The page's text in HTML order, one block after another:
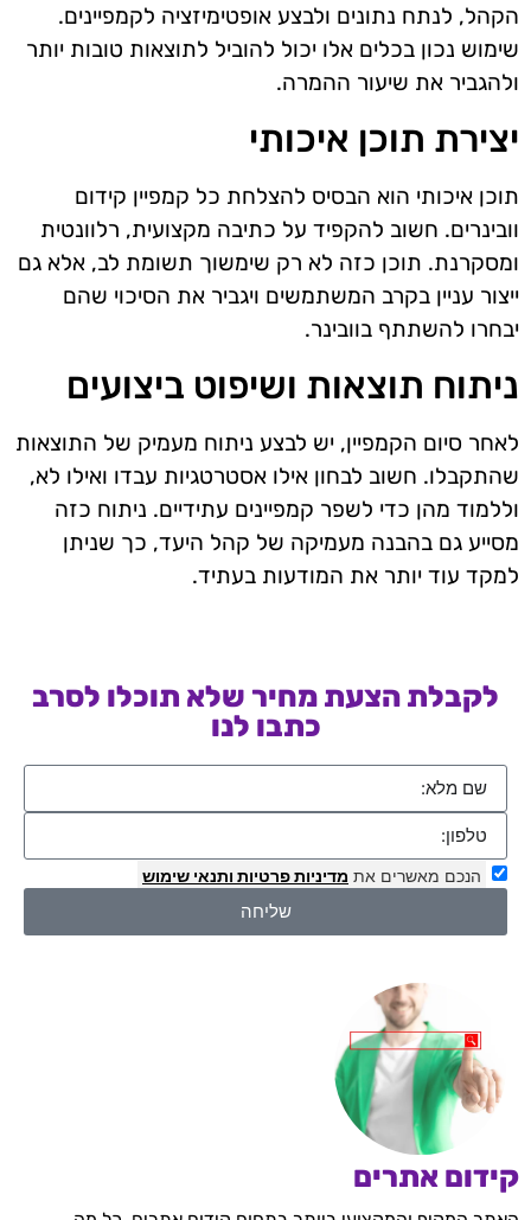
הקהל, לנתח נתונים ולבצע אופטימיזציה לקמפיינים.
שימוש נכון בכלים אלו יכול להוביל לתוצאות טובות יותר
ולהגביר את שיעור ההמרה.
יצירת תוכן איכותי
תוכן איכותי הוא הבסיס להצלחת כל קמפיין קידום
וובינרים. חשוב להקפיד על כתיבה מקצועית, רלוונטית
ומסקרנת. תוכן כזה לא רק שימשוך תשומת לב, אלא גם
ייצור עניין בקרב המשתמשים ויגביר את הסיכוי שהם
יבחרו להשתתף בוובינר.
ניתוח תוצאות ושיפוט ביצועים
לאחר סיום הקמפיין, יש לבצע ניתוח מעמיק של התוצאות
שהתקבלו. חשוב לבחון אילו אסטרטגיות עבדו ואילו לא,
וללמוד מהן כדי לשפר קמפיינים עתידיים. ניתוח כזה
מסייע גם בהבנה מעמיקה של קהל היעד, כך שניתן
למקד עוד יותר את המודעות בעתיד.
לקבלת הצעת מחיר שלא תוכלו לסרב
כתבו לנו
הנכם מאשרים את מדיניות פרטיות ותנאי שימוש
שליחה
קידום אתרים